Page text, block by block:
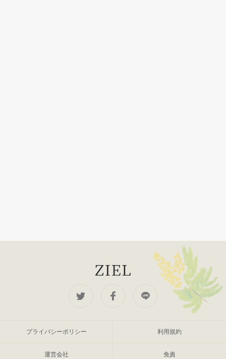
プライバシーポリシー 利用規約
運営会社 免責